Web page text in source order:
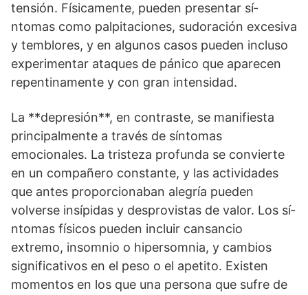
tensión. Fí­sicamente, pueden presentar sí­
ntomas como palpitaciones, sudoración excesiva
y temblores, y en algunos casos pueden incluso
experimentar ataques de pánico que aparecen
repentinamente y con gran intensidad.
La **depresión**, en contraste, se manifiesta
principalmente a través de sí­ntomas
emocionales. La tristeza profunda se convierte
en un compañero constante, y las actividades
que antes proporcionaban alegrí­a pueden
volverse insí­pidas y desprovistas de valor. Los sí­
ntomas fí­sicos pueden incluir cansancio
extremo, insomnio o hipersomnia, y cambios
significativos en el peso o el apetito. Existen
momentos en los que una persona que sufre de